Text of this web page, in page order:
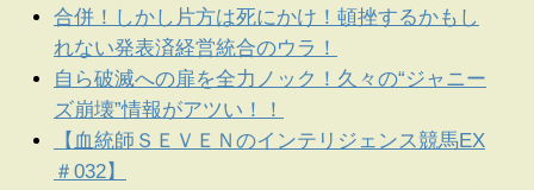
合併！しかし片方は死にかけ！頓挫するかもし
れない発表済経営統合のウラ！
自ら破滅への扉を全力ノック！久々の“ジャニー
ズ崩壊”情報がアツい！！
【血統師ＳＥＶＥＮのインテリジェンス競馬EX
＃032】